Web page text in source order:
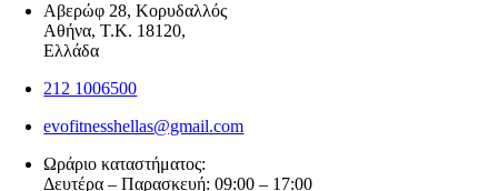
Αβερώφ 28, Κορυδαλλός
Αθήνα, Τ.Κ. 18120,
Ελλάδα
212 1006500
evofitnesshellas@gmail.com
Ωράριο καταστήματος:
Δευτέρα – Παρασκευή: 09:00 – 17:00